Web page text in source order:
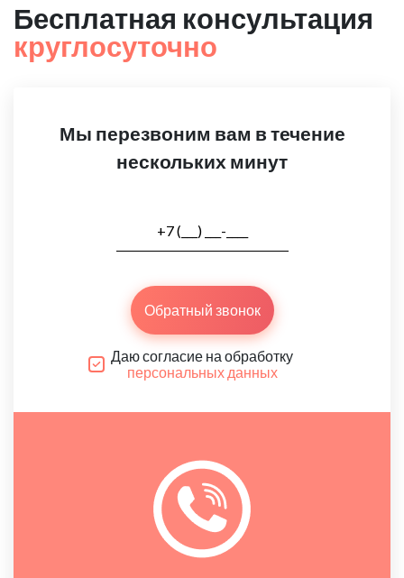
Бесплатная консультация
круглосуточно
Мы перезвоним вам в течение
нескольких минут
Обратный звонок
Даю согласие на обработку
персональных данных